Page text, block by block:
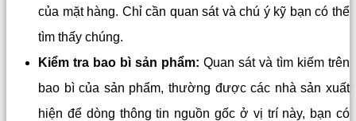
của mặt hàng. Chỉ cần quan sát và chú ý kỹ bạn có thể
tìm thấy chúng.
Kiểm tra bao bì sản phẩm: Quan sát và tìm kiếm trên
bao bì của sản phẩm, thường được các nhà sản xuất
hiện để dòng thông tin nguồn gốc ở vị trí này, bạn có